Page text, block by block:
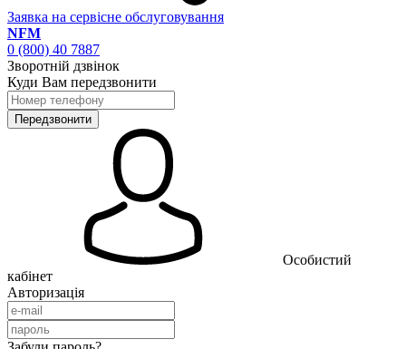
Заявка на сервісне обслуговування
NFM
0 (800) 40 7887
Зворотній дзвінок
Куди Вам передзвонити
Особистий
кабінет
Авторизація